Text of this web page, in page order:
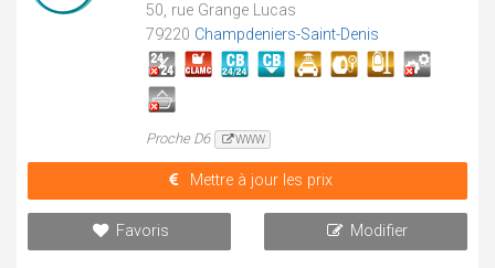
50, rue Grange Lucas
79220 Champdeniers-Saint-Denis
Proche D6 WWW
Mettre à jour les prix
Favoris Modifier